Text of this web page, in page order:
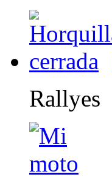
Rallyes